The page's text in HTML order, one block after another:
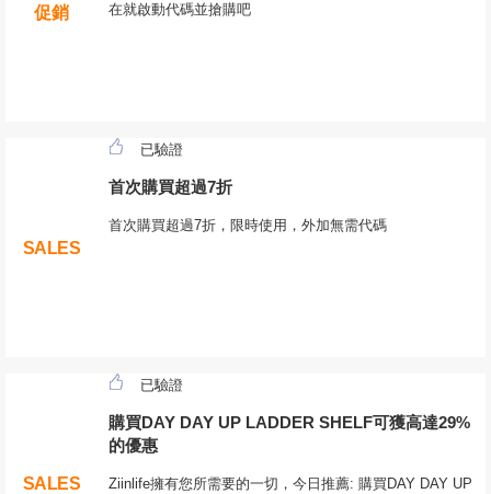
促銷
在就啟動代碼並搶購吧
SALES
已驗證
首次購買超過7折
首次購買超過7折，限時使用，外加無需代碼
SALES
已驗證
購買DAY DAY UP LADDER SHELF可獲高達29%
的優惠
Ziinlife擁有您所需要的一切，今日推薦: 購買DAY DAY UP